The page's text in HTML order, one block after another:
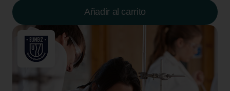
Añadir al carrito